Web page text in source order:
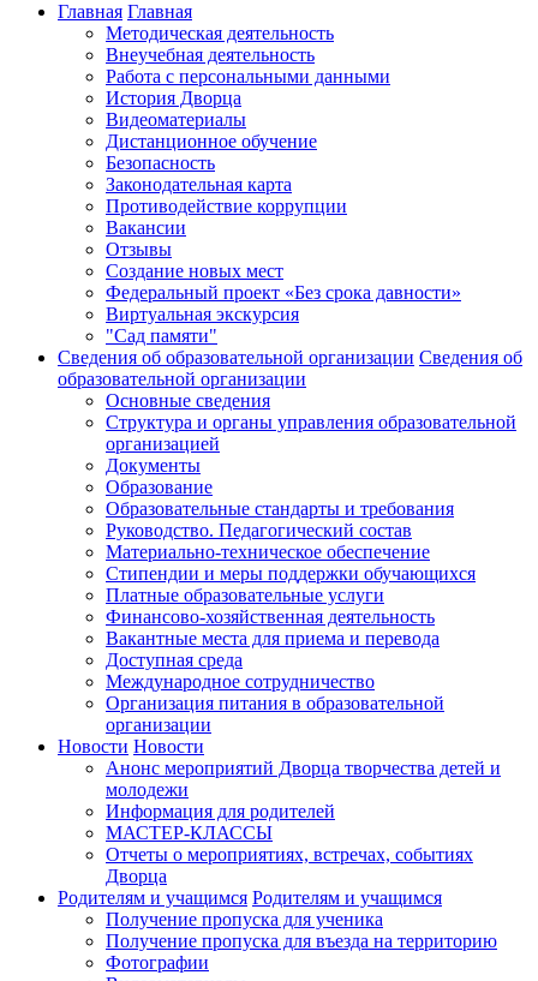
Главная Главная
Методическая деятельность
Внеучебная деятельность
Работа с персональными данными
История Дворца
Видеоматериалы
Дистанционное обучение
Безопасность
Законодательная карта
Противодействие коррупции
Вакансии
Отзывы
Создание новых мест
Федеральный проект «Без срока давности»
Виртуальная экскурсия
"Сад памяти"
Сведения об образовательной организации Сведения об
образовательной организации
Основные сведения
Структура и органы управления образовательной
организацией
Документы
Образование
Образовательные стандарты и требования
Руководство. Педагогический состав
Материально-техническое обеспечение
Стипендии и меры поддержки обучающихся
Платные образовательные услуги
Финансово-хозяйственная деятельность
Вакантные места для приема и перевода
Доступная среда
Международное сотрудничество
Организация питания в образовательной
организации
Новости Новости
Анонс мероприятий Дворца творчества детей и
молодежи
Информация для родителей
МАСТЕР-КЛАССЫ
Отчеты о мероприятиях, встречах, событиях
Дворца
Родителям и учащимся Родителям и учащимся
Получение пропуска для ученика
Получение пропуска для въезда на территорию
Фотографии